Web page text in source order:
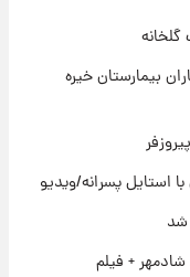
قیمت دلار، طلا و سکه
شهیدان حاجی‌زاده و
گلخانه
بیمارستان خیره
استایل پسرانه/ویدیو
شد
+ فیلم